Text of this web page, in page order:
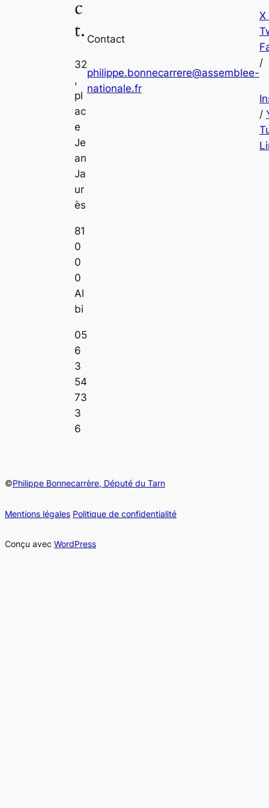
c
t.
32
,
pl
ac
e
Je
an
Ja
ur
ès
81
0
0
0
Al
bi
05
6
3
54
73
3
6
Contact
philippe.bonnecarrere@assemblee-
nationale.fr
X
/
/
©Philippe Bonnecarrère, Député du Tarn
Mentions légales Politique de confidentialité
Conçu avec WordPress